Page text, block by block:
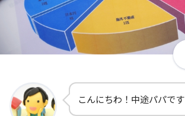
こんにちわ！中途パパです